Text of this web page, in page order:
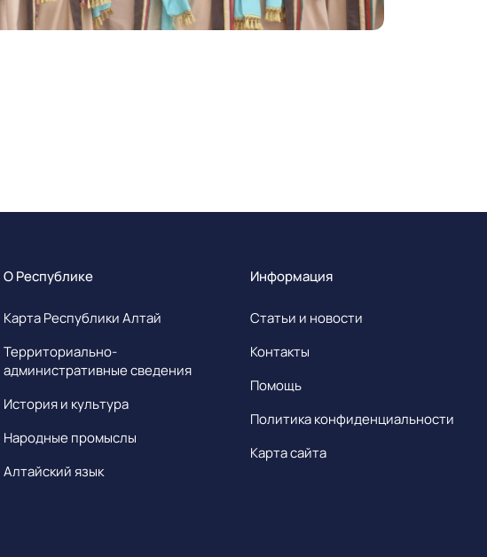
О Республике
Карта Республики Алтай
Территориально-
административные сведения
История и культура
Народные промыслы
Алтайский язык
Информация
Статьи и новости
Контакты
Помощь
Политика конфиденциальности
Карта сайта